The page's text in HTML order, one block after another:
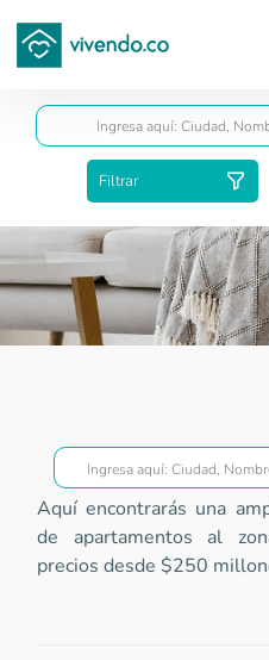
Filtrar
Proyectos
Aquí encontrarás una
de apartamentos al
precios desde $250